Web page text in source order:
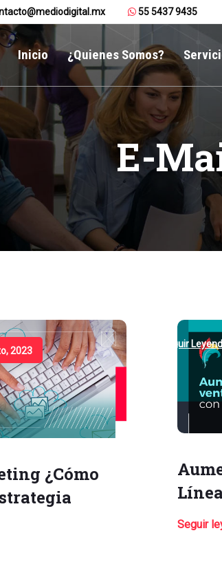
55 5437 9435
Inicio ¿Quienes Somos?
E-
2023
¿Cómo
Seguir
Seguir